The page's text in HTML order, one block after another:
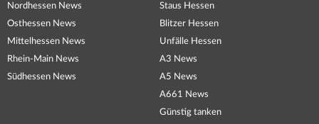
Nordhessen News
Osthessen News
Mittelhessen News
Rhein-Main News
Südhessen News
Staus Hessen
Blitzer Hessen
Unfälle Hessen
A3 News
A5 News
A661 News
Günstig tanken